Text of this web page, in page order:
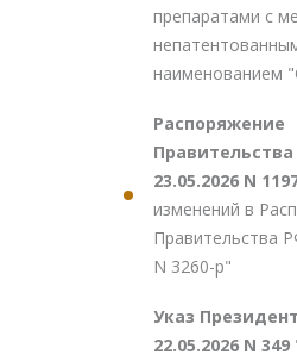
препаратами с
наименованием
Распоряжение
23.05.2026 N
изменений в
Правительства
N 3260-р"
Указ
22.05.2026 N 349